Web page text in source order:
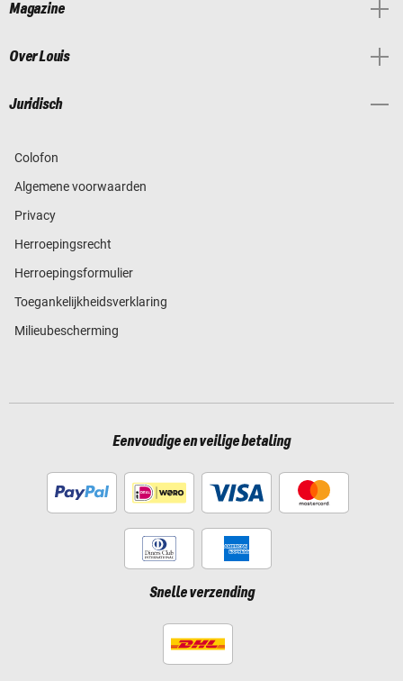
Magazine
Over Louis
Juridisch
Colofon
Algemene voorwaarden
Privacy
Herroepingsrecht
Herroepingsformulier
Toegankelijkheidsverklaring
Milieubescherming
Eenvoudige en veilige betaling
Snelle verzending